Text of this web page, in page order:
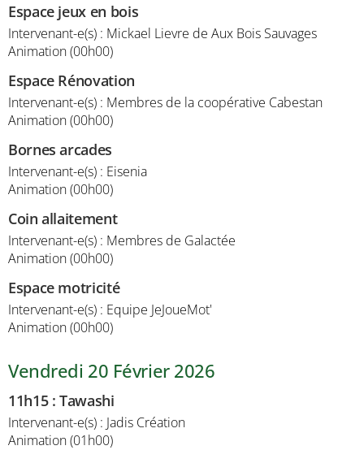
Espace jeux en bois
Intervenant-e(s) : Mickael Lievre de Aux Bois Sauvages
Animation (00h00)
Espace Rénovation
Intervenant-e(s) : Membres de la coopérative Cabestan
Animation (00h00)
Bornes arcades
Intervenant-e(s) : Eisenia
Animation (00h00)
Coin allaitement
Intervenant-e(s) : Membres de Galactée
Animation (00h00)
Espace motricité
Intervenant-e(s) : Equipe JeJoueMot'
Animation (00h00)
Vendredi 20 Février 2026
11h15:Tawashi
Intervenant-e(s) : Jadis Création
Animation (01h00)